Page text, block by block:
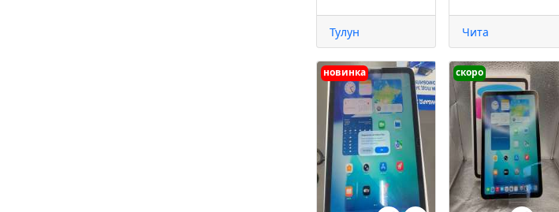
Тулун Чита
новинка скоро